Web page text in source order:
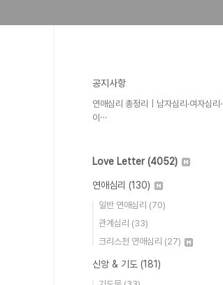
공지사항
연애심리 총정리｜남자심리·여자심리·
이⋯
Love Letter (4052)
연애심리 (130)
일반 연애심리 (70)
관계심리 (33)
크리스천 연애심리 (27)
신앙 & 기도 (181)